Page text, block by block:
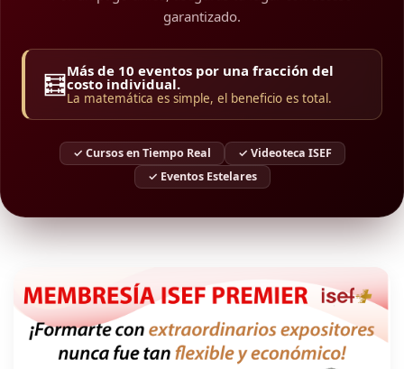
garantizado.
🧮Más de 10 eventos por una fracción del
costo individual.
La matemática es simple, el beneficio es total.
✓ Cursos en Tiempo Real
✓ Videoteca ISEF
✓ Eventos Estelares